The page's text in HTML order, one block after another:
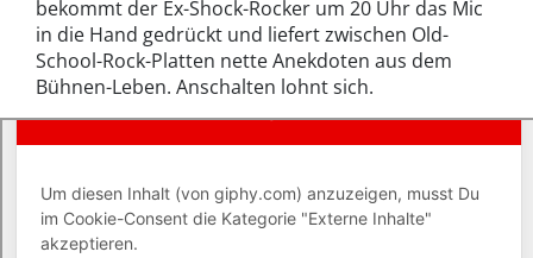
bekommt der Ex-Shock-Rocker um 20 Uhr das Mic
in die Hand gedrückt und liefert zwischen Old-
School-Rock-Platten nette Anekdoten aus dem
Bühnen-Leben. Anschalten lohnt sich.